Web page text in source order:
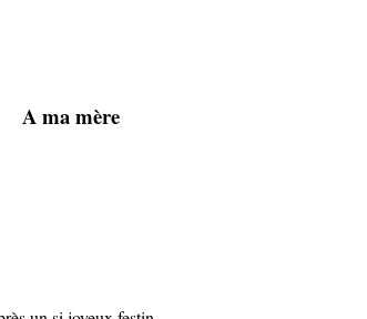
A ma mère